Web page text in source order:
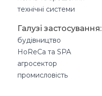
технічні системи
Галузі застосування:
будівництво
HoReCa та SPA
агросектор
промисловість